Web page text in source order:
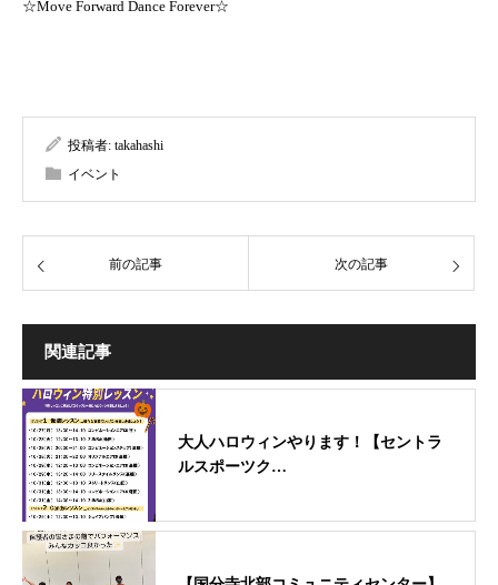
☆Move Forward Dance Forever☆
投稿者: takahashi
イベント
前の記事 次の記事
関連記事
大人ハロウィンやります！【セントラ
ルスポーツク…